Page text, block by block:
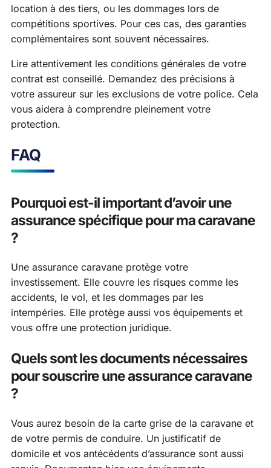
location à des tiers, ou les dommages lors de
compétitions sportives. Pour ces cas, des garanties
complémentaires sont souvent nécessaires.
Lire attentivement les conditions générales de votre
contrat est conseillé. Demandez des précisions à
votre assureur sur les exclusions de votre police. Cela
vous aidera à comprendre pleinement votre
protection.
FAQ
Pourquoi est-il important d’avoir une
assurance spécifique pour ma caravane
?
Une assurance caravane protège votre
investissement. Elle couvre les risques comme les
accidents, le vol, et les dommages par les
intempéries. Elle protège aussi vos équipements et
vous offre une protection juridique.
Quels sont les documents nécessaires
pour souscrire une assurance caravane
?
Vous aurez besoin de la carte grise de la caravane et
de votre permis de conduire. Un justificatif de
domicile et vos antécédents d’assurance sont aussi